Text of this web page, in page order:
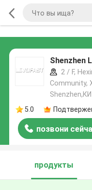
Shenzhen
2 / F,
Community,
5.0
позвони
продукты